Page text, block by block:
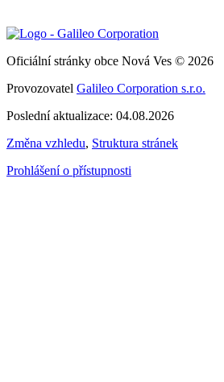
Oficiální stránky obce Nová Ves © 2026
Provozovatel Galileo Corporation s.r.o.
Poslední aktualizace: 04.08.2026
Změna vzhledu, Struktura stránek
Prohlášení o přístupnosti